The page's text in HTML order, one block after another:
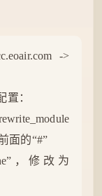
->
置：
面的“#”
，修改为